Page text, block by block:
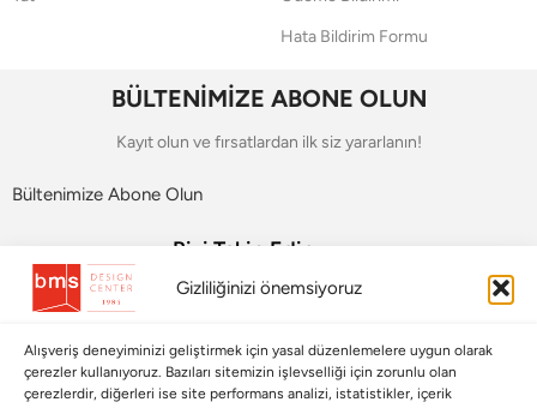
Gizliliğinizi önemsiyoruz
Alışveriş deneyiminizi geliştirmek için yasal düzenlemelere uygun olarak
çerezler kullanıyoruz. Bazıları sitemizin işlevselliği için zorunlu olan
çerezlerdir, diğerleri ise site performans analizi, istatistikler, içerik
Hata Bildirim Formu
BÜLTENİMİZE ABONE OLUN
Kayıt olun ve fırsatlardan ilk siz yararlanın!
Bültenimize Abone Olun
Bizi Takip Edin